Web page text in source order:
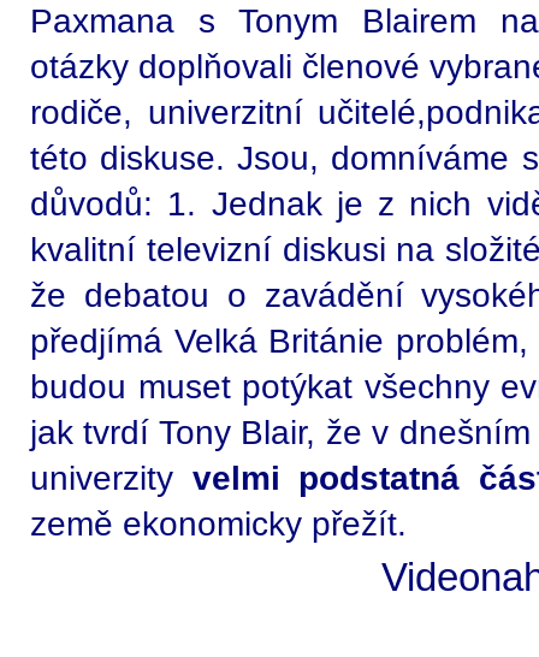
Paxmana s Tonym Blairem
otázky doplňovali členové
rodiče, univerzitní
této diskuse. Jsou, domníváme
důvodů: 1. Jednak je z nich
kvalitní televizní diskusi na
že debatou o zavádění
předjímá Velká Británie
budou muset potýkat všechny
jak tvrdí Tony Blair, že v
univerzity velmi podstatná
země ekonomicky přežít.